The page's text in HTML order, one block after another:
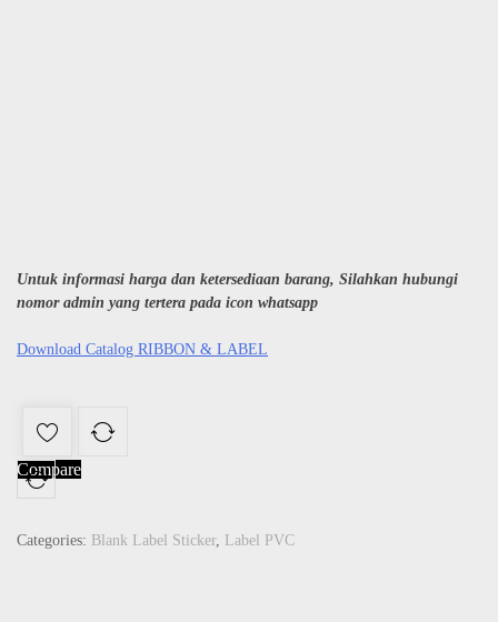
Untuk informasi harga dan ketersediaan barang, Silahkan hubungi
nomor admin yang tertera pada icon whatsapp
Download Catalog RIBBON & LABEL
Compare
Categories: Blank Label Sticker, Label PVC